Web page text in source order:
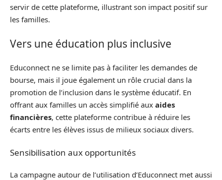
servir de cette plateforme, illustrant son impact positif sur
les familles.
Vers une éducation plus inclusive
Educonnect ne se limite pas à faciliter les demandes de
bourse, mais il joue également un rôle crucial dans la
promotion de l’inclusion dans le système éducatif. En
offrant aux familles un accès simplifié aux aides
financières, cette plateforme contribue à réduire les
écarts entre les élèves issus de milieux sociaux divers.
Sensibilisation aux opportunités
La campagne autour de l’utilisation d’Educonnect met aussi